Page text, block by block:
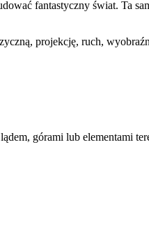
fantastyczny świat. Ta
projekcję, ruch,
górami lub elementami